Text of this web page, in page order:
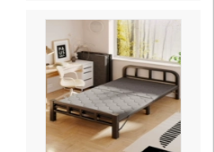
giường